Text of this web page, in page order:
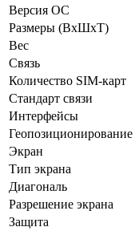
Версия ОС
Размеры (ВxШxТ)
Вес
Связь
Количество SIM-карт
Стандарт связи
Интерфейсы
Геопозиционирование
Экран
Тип экрана
Диагональ
Разрешение экрана
Защита